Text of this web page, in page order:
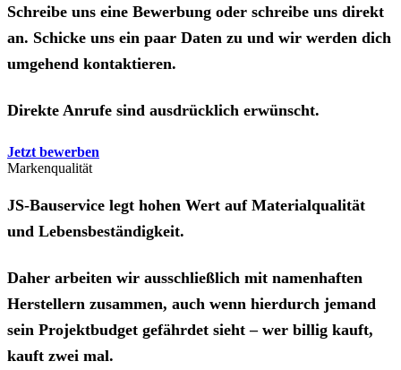
Schreibe uns eine Bewerbung oder schreibe uns direkt
an. Schicke uns ein paar Daten zu und wir werden dich
umgehend kontaktieren.
Direkte Anrufe sind ausdrücklich erwünscht.
Jetzt bewerben
Markenqualität
JS-Bauservice legt hohen Wert auf Materialqualität
und Lebensbeständigkeit.
Daher arbeiten wir ausschließlich mit namenhaften
Herstellern zusammen, auch wenn hierdurch jemand
sein Projektbudget gefährdet sieht – wer billig kauft,
kauft zwei mal.